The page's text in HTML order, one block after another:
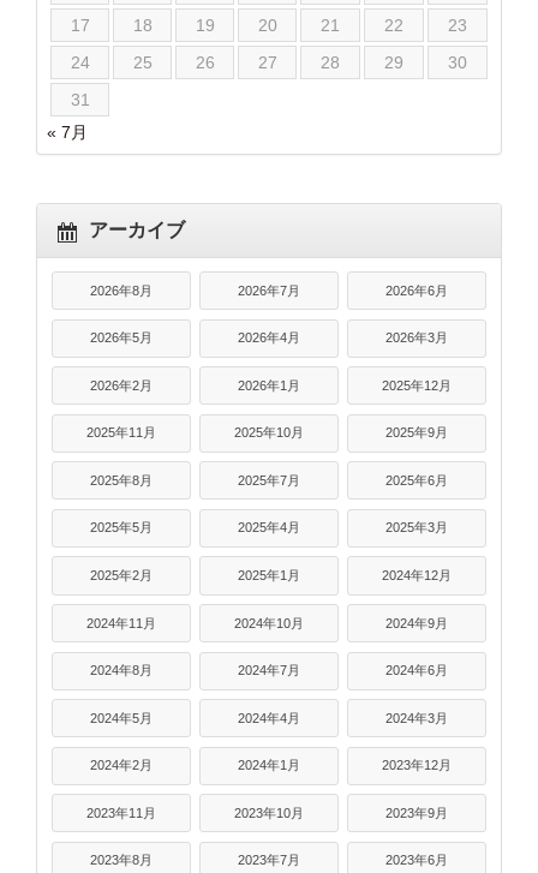
17
18 19 20 21 22
23
24
25 26 27 28 29
30
31
« 7月
アーカイブ
2026年8月 2026年7月 2026年6月
2026年5月 2026年4月 2026年3月
2026年2月 2026年1月 2025年12月
2025年11月 2025年10月 2025年9月
2025年8月 2025年7月 2025年6月
2025年5月 2025年4月 2025年3月
2025年2月 2025年1月 2024年12月
2024年11月 2024年10月 2024年9月
2024年8月 2024年7月 2024年6月
2024年5月 2024年4月 2024年3月
2024年2月 2024年1月 2023年12月
2023年11月 2023年10月 2023年9月
2023年8月 2023年7月 2023年6月